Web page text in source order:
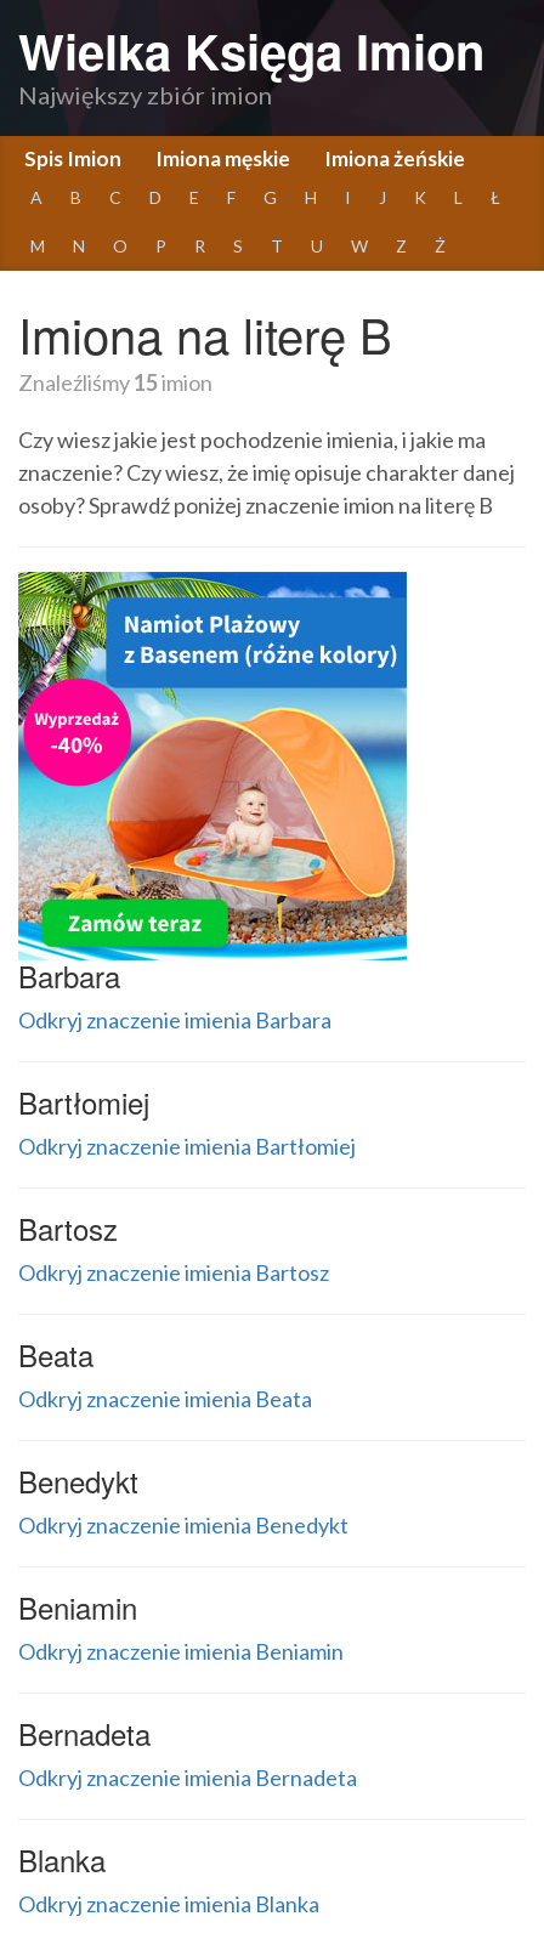
Wielka Księga Imion
Największy zbiór imion
Spis Imion Imiona męskie Imiona żeńskie
A B C D E F G H I J K L Ł
M N O P R S T U W Z Ż
Imiona na literę B
Znaleźliśmy15imion
Czy wiesz jakie jest pochodzenie imienia, i jakie ma
znaczenie? Czy wiesz, że imię opisuje charakter danej
osoby? Sprawdź poniżej znaczenie imion na literę B
Barbara
Odkryj znaczenie imienia Barbara
Bartłomiej
Odkryj znaczenie imienia Bartłomiej
Bartosz
Odkryj znaczenie imienia Bartosz
Beata
Odkryj znaczenie imienia Beata
Benedykt
Odkryj znaczenie imienia Benedykt
Beniamin
Odkryj znaczenie imienia Beniamin
Bernadeta
Odkryj znaczenie imienia Bernadeta
Blanka
Odkryj znaczenie imienia Blanka